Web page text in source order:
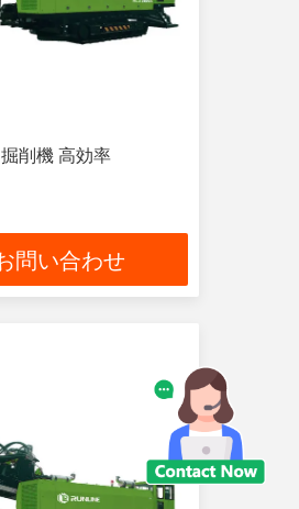
削機 高効率
問い合わせ